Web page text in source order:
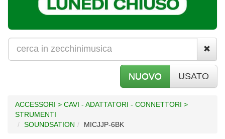
NUOVO USATO
ACCESSORI > CAVI - ADATTATORI - CONNETTORI >
STRUMENTI
SOUNDSATION
MICJJP-6BK